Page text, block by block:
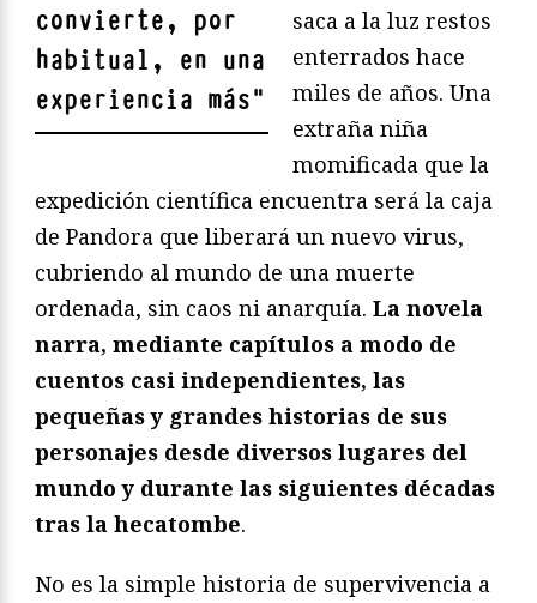
convierte, por
habitual, en una
experiencia más"
saca a la luz restos
enterrados hace
miles de años. Una
extraña niña
momificada que la
expedición científica encuentra será la caja
de Pandora que liberará un nuevo virus,
cubriendo al mundo de una muerte
ordenada, sin caos ni anarquía. La novela
narra, mediante capítulos a modo de
cuentos casi independientes, las
pequeñas y grandes historias de sus
personajes desde diversos lugares del
mundo y durante las siguientes décadas
tras la hecatombe.
No es la simple historia de supervivencia a